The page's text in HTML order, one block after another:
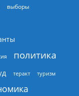
выборы
политика
теракт туризм